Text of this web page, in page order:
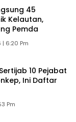
45
Kelautan,
Pemda
6:20 Pm
10 Pejabat
Ini Daftar
Pm